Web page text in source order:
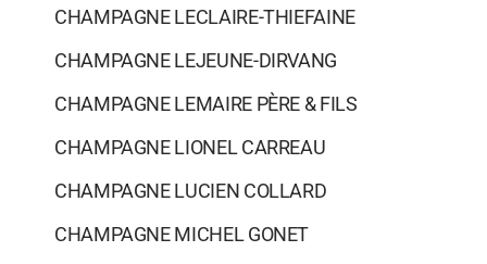
CHAMPAGNE LECLAIRE-THIEFAINE
CHAMPAGNE LEJEUNE-DIRVANG
CHAMPAGNE LEMAIRE PÈRE & FILS
CHAMPAGNE LIONEL CARREAU
CHAMPAGNE LUCIEN COLLARD
CHAMPAGNE MICHEL GONET